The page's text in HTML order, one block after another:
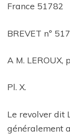
France 51782
BREVET nº
A M. LEROUX,
Pl. X.
Le revolver dit
généralement